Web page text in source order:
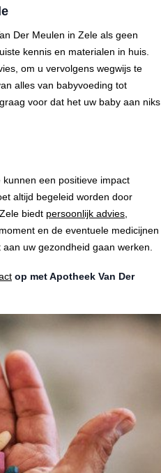
Der Meulen in Zele als geen
kennis en materialen in huis.
om u vervolgens wegwijs te
alles van babyvoeding tot
voor dat het uw baby aan niks
een positieve impact
altijd begeleid worden door
biedt persoonlijk advies
en de eventuele medicijnen
uw gezondheid gaan werken.
op met Apotheek Van Der